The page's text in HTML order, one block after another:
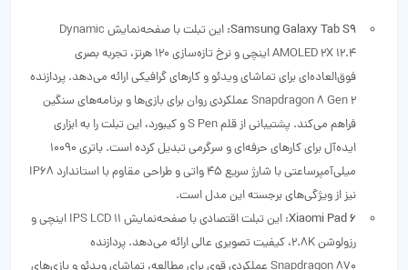
Samsung Galaxy Tab S9:
این تبلت با صفحه‌نمایش Dynamic
AMOLED 2X 12.4 اینچی و نرخ تازه‌سازی 120 هرتز، تجربه بصری
فوق‌العاده‌ای برای تماشای ویدئو و کارهای گرافیکی ارائه می‌دهد. پردازنده
Snapdragon 8 Gen 2 عملکردی روان برای بازی‌ها و برنامه‌های سنگین
فراهم می‌کند. پشتیبانی از قلم S Pen و کیبورد، این تبلت را به ابزاری
ایده‌آل برای کارهای حرفه‌ای و سرگرمی تبدیل کرده است. باتری 10090
میلی‌آمپرساعتی با شارژ سریع 45 واتی و طراحی مقاوم با استاندارد IP68
نیز از ویژگی‌های برجسته این مدل است.
Xiaomi Pad 6
: این تبلت اقتصادی با صفحه‌نمایش IPS LCD 11 اینچی و
رزولوشن 2.8K، کیفیت تصویری عالی ارائه می‌دهد. پردازنده